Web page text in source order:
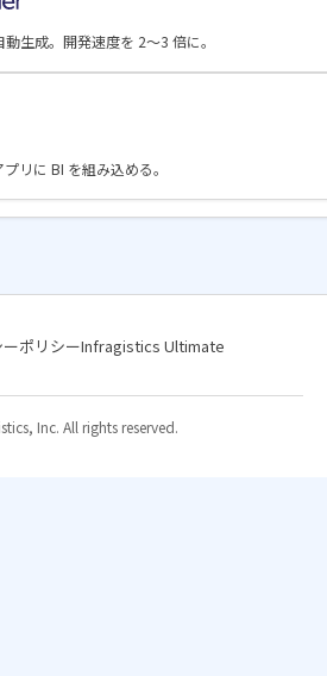
生成。開発速度を 2〜3 倍に。
リに BI を組み込める。
ポリシーInfragistics Ultimate
Inc. All rights reserved.